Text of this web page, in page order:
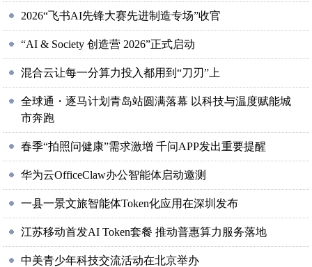
2026“飞书AI先锋大赛先进制造专场”收官
“AI & Society 创造营 2026”正式启动
混合云让每一分算力投入都用到“刀刃”上
全球通・逐马计划青岛站圆满落幕 以科技与温度赋能城
市奔跑
春季“拍照问健康”需求激增 千问APP发出重要提醒
华为云OfficeClaw办公智能体启动邀测
一县一景文旅智能体Token化应用在深圳发布
江苏移动首发AI Token套餐 推动普惠算力服务落地
中美青少年科技交流活动在北京举办